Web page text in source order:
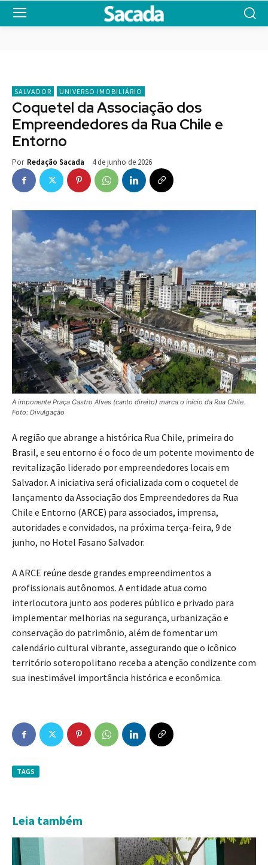
SALVADOR UNIVERSO IMOBILIÁRIO
Coquetel da Associação dos
Empreendedores da Rua Chile e
Entorno
Por Redação Sacada 4 de junho de 2026
A imponente Praça Castro Alves (canto direito) marca o início da Rua Chile.
Foto: Divulgação
A região que abrange a histórica Rua Chile, primeira do
Brasil, e seu entorno é o foco de um potente movimento de
revitalização liderado por empreendedores locais em
Salvador. A iniciativa será oficializada com o coquetel de
lançamento da Associação dos Empreendedores da Rua
Chile e Entorno (ARCE) para associados, imprensa,
autoridades e convidados, na próxima terça-feira, 9 de
junho, no Hotel Fasano Salvador.
A ARCE reúne desde grandes empreendimentos a
profissionais autônomos. A entidade atua como
interlocutora junto aos poderes público e privado para
implementar melhorias na segurança, urbanização e
conservação do patrimônio, além de fomentar um
calendário cultural vibrante, assegurando que o icônico
território soteropolitano receba a atenção condizente com
sua inestimável importância histórica e econômica.
TAGS
Leia também